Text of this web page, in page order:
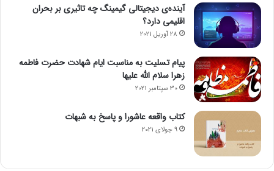
آینده‌ی دیجیتالی گیمینگ چه تاثیری بر بحران
اقلیمی دارد؟
28 آوریل 2021
پیام تسلیت به مناسبت ایام شهادت حضرت فاطمه
زهرا سلام الله علیها
30 سپتامبر 2021
کتاب واقعه عاشورا و پاسخ به شبهات
9 جولای 2021